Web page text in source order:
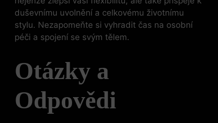
duševnímu uvolnění a celkovému životnímu
stylu. Nezapomeňte si vyhradit čas na osobní
péči a spojení se svým tělem.
Otázky a
Odpovědi